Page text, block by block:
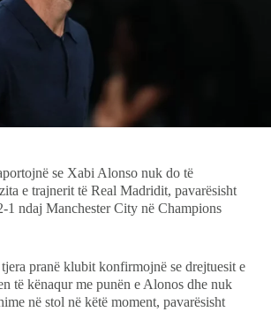
se Xabi Alonso nuk do të
e trajnerit të Real Madridit, pavarësisht
1 ndaj Manchester City në Champions
pranë klubit konfirmojnë se drejtuesit e
të kënaqur me punën e Alonos dhe nuk
në stol në këtë moment, pavarësisht